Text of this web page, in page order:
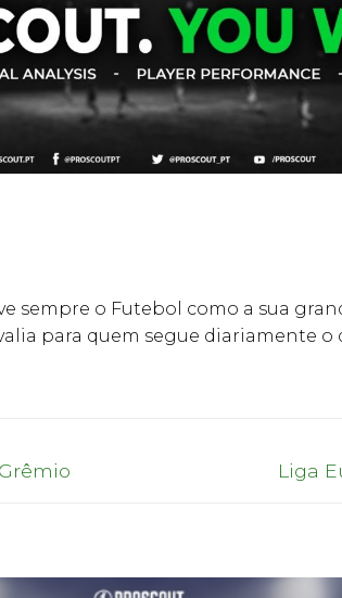
sempre o Futebol como a sua
para quem segue diariamente
Next
Liga